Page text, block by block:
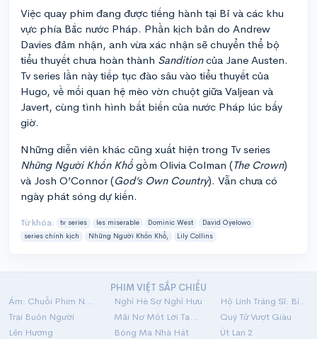
Việc quay phim đang được tiếng hành tại Bỉ và các khu
vực phía Bắc nước Pháp. Phần kịch bản do Andrew
Davies đảm nhận, anh vừa xác nhận sẽ chuyển thể bộ
tiểu thuyết chưa hoàn thành Sanditioncủa Jane Austen.
Tv series lần này tiếp tục đào sâu vào tiểu thuyết của
Hugo, về mối quan hệ mèo vờn chuột giữa Valjean và
Javert, cùng tình hình bất biến của nước Pháp lúc bấy
giờ.
Những diễn viên khác cũng xuất hiện trong Tv series
Những Người Khốn Khổ gồm Olivia Colman (The Crown)
và Josh O’Connor (God’s Own Country). Vẫn chưa có
ngày phát sóng dự kiến.
Từ khóa: tv series les miserable Dominic West
David Oyelowo
series chính kịch
Những Người Khốn Khổ, Lily Collins
PHIM VIỆT SẮP CHIẾU
Ám: Chuỗi Phim Ngắn Linh Dị
Nghỉ Hè Sợ Nghỉ Hưu
Hộ Linh Tráng Sĩ: Bí Ẩn Mộ Vua Đinh
Trại Buôn Người
Mãi Nợ Một Lời Tạm Biệt
Quý Tử Vượt Giàu
Lên Hương
Bóng Ma Nhà Hát
Út Lan 2